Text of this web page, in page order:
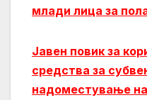
млади лица за
Јавен повик за
средства за
надоместување